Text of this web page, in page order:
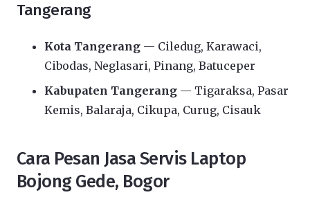
Tangerang
Kota Tangerang — Ciledug, Karawaci,
Cibodas, Neglasari, Pinang, Batuceper
Kabupaten Tangerang — Tigaraksa, Pasar
Kemis, Balaraja, Cikupa, Curug, Cisauk
Cara Pesan Jasa Servis Laptop
Bojong Gede, Bogor